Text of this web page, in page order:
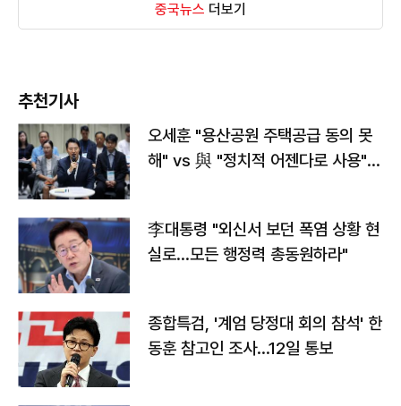
중국뉴스 더보기
추천기사
오세훈 "용산공원 주택공급 동의 못
해" vs 與 "정치적 어젠다로 사용"
李대통령 "외신서 보던 폭염 상황 현
실로…모든 행정력 총동원하라"
종합특검, '계엄 당정대 회의 참석' 한
동훈 참고인 조사...12일 통보